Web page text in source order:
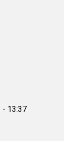
- 13:37